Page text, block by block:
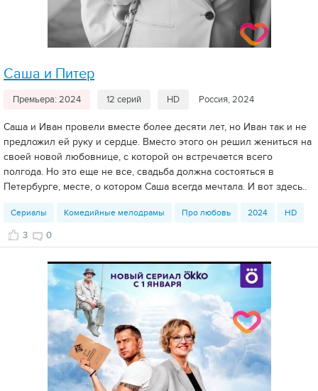
Саша и Питер
Премьера: 2024 12 серий HD Россия, 2024
Саша и Иван провели вместе более десяти лет, но Иван так и не
предложил ей руку и сердце. Вместо этого он решил жениться на
своей новой любовнице, с которой он встречается всего
полгода. Но это еще не все, свадьба должна состояться в
Петербурге, месте, о котором Саша всегда мечтала. И вот здесь..
Сериалы Комедийные мелодрамы Про любовь 2024 HD
3 0